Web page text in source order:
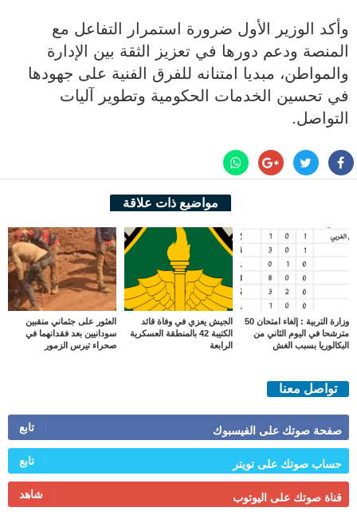
وأكد الوزير الأول ضرورة استمرار التفاعل مع
المنصة ودعم دورها في تعزيز الثقة بين الإدارة
والمواطن، مبديا امتنانه للفرق الفنية على جهودها
في تحسين الخدمات الحكومية وتطوير آليات
التواصل.
مواضيع ذات علاقة
وزارة التربية : إلغاء امتحان 50
مترشحا في اليوم الثاني من
البكالوريا بسبب الغش
الجيش يعزي في وفاة قائد
الكتيبة 42 بالمنطقة العسكرية
الرابعة
العثور على جثماني منقبين
سودانيين بعد فقدانهما في
صحراء تيرس الزمور
تواصل معنا
صفحة صوتك على الفيسبوك تابع
حساب صوتك على تويتر تابع
قناة صوتك على اليوتوب شاهد